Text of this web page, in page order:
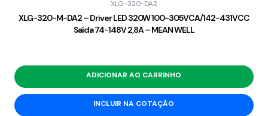
XLG-320-DA2
XLG-320-M-DA2 – Driver LED 320W 100-305VCA/142-431VCC
Saída 74-148V 2,8A – MEAN WELL
ADICIONAR AO CARRINHO
INCLUIR NA COTAÇÃO